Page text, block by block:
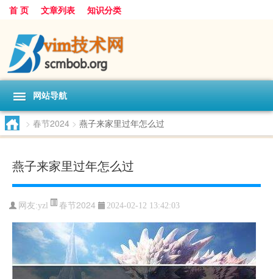
首 页 文章列表 知识分类
网站导航
> 春节2024 > 燕子来家里过年怎么过
燕子来家里过年怎么过
网友:yzl 春节2024 2024-02-12 13:42:03